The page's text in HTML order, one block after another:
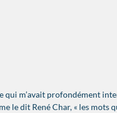
qui m’avait profondément
le dit René Char, « les